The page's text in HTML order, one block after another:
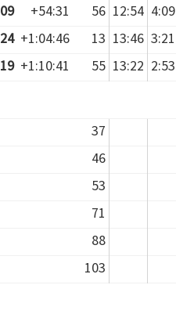
+54:31 56 12:54 4:09
+1:04:46 13 13:46 3:21
+1:10:41 55 13:22 2:53
37
46
53
71
88
103